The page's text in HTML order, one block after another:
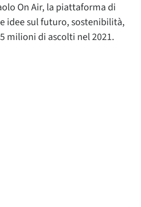
On Air, la piattaforma di
idee sul futuro, sostenibilità,
milioni di ascolti nel 2021.